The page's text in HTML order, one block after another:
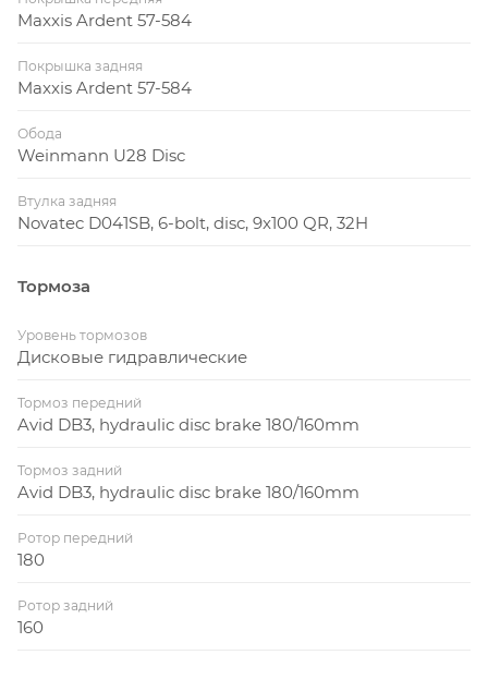
Maxxis Ardent 57-584
Покрышка задняя
Maxxis Ardent 57-584
Обода
Weinmann U28 Disc
Втулка задняя
Novatec D041SB, 6-bolt, disc, 9x100 QR, 32H
Тормоза
Уровень тормозов
Дисковые гидравлические
Тормоз передний
Avid DB3, hydraulic disc brake 180/160mm
Тормоз задний
Avid DB3, hydraulic disc brake 180/160mm
Ротор передний
180
Ротор задний
160